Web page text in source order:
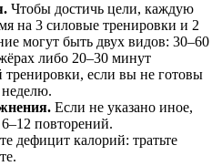
Чтобы достичь цели, каждую
на 3 силовые тренировки и 2
могут быть двух видов: 30–60
либо 20–30 минут
тренировки, если вы не готовы
неделю.
Если не указано иное,
повторений.
дефицит калорий: тратьте